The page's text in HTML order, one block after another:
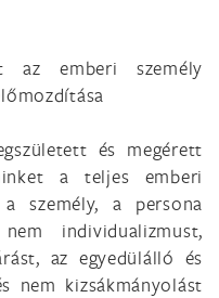
az emberi személy
és megérett
a teljes emberi
személy, a persona
individualizmust,
az egyedülálló és
nem kizsákmányolást